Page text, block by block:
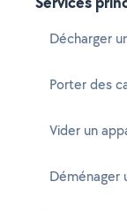
Décharger
Porter des
Vider un
Déménager